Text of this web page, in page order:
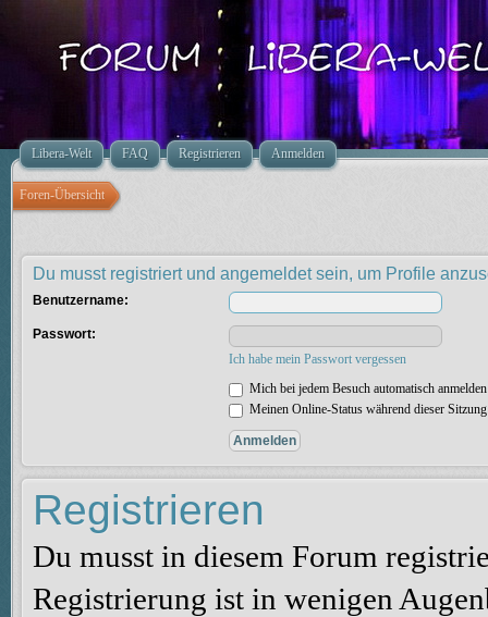
Libera-Welt FAQ Registrieren Anmelden
Foren-Übersicht
Du musst registriert und angemeldet sein, um Profile
Benutzername:
Passwort:
Ich habe mein Passwort vergessen
Mich bei jedem Besuch automatisch anmelden
Meinen Online-Status während dieser
Registrieren
Du musst in diesem Forum
Registrierung ist in wenigen